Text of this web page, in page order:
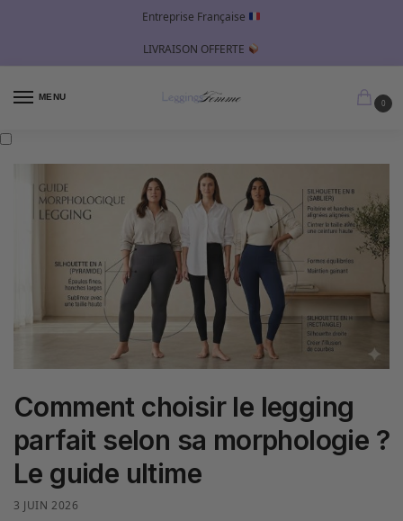
Entreprise Française
LIVRAISON OFFERTE
MENU
0
Comment choisir le legging
parfait selon sa morphologie ?
Le guide ultime
3 JUIN 2026